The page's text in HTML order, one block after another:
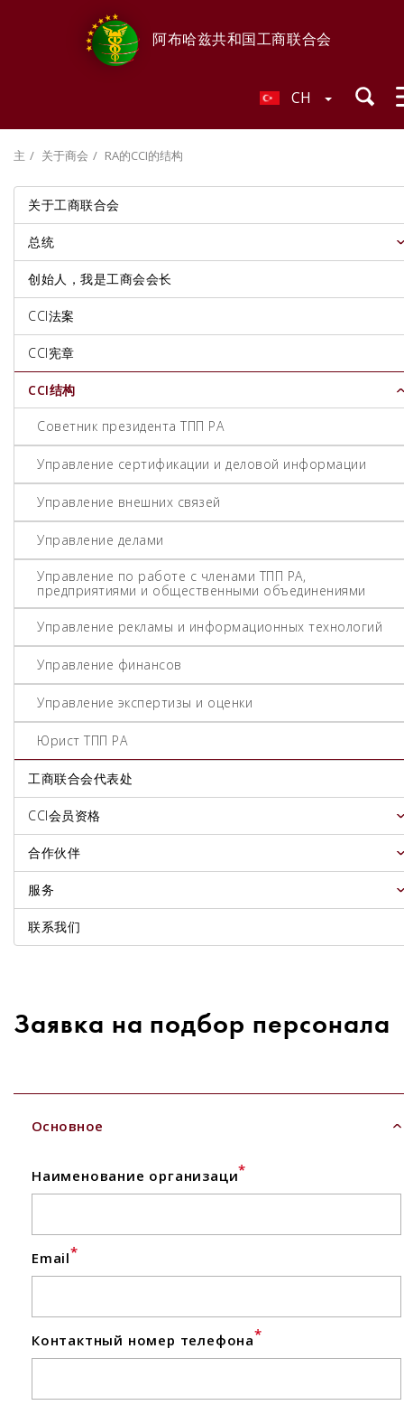
阿布哈兹共和国工商联合会
CH
主 关于商会 RA的CCI的结构
关于工商联合会
总统
创始人，我是工商会会长
CCI法案
CCI宪章
CCI结构
Советник президента ТПП РА
Управление сертификации и деловой информации
Управление внешних связей
Управление делами
Управление по работе с членами ТПП РА,
предприятиями и общественными объединениями
Управление рекламы и информационных технологий
Управление финансов
Управление экспертизы и оценки
Юрист ТПП РА
工商联合会代表处
CCI会员资格
合作伙伴
服务
联系我们
Заявка на подбор персонала
Основное
Наименование организаци*
Email*
Контактный номер телефона*